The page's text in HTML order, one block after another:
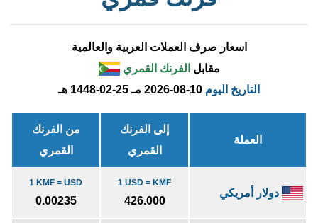
اسعار صرف العملات العربية والعالمية
مقابل الفرنك القمري
التاريخ اليوم 2026-08-10 مـ 1448-02-25 هـ
العملة
إلى الفرنك
القمري
من الفرنك
القمري
دولار أمريكي
1 USD = KMF
426.000
1 KMF = USD
0.00235